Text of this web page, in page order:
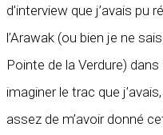
d’interview que j’avais pu
l’Arawak (ou bien je ne
Pointe de la Verdure)
imaginer le trac que
assez de m’avoir donné